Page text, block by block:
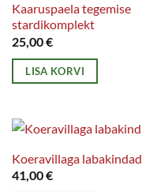
Kaaruspaela tegemise
stardikomplekt
25,00€
LISA KORVI
Koeravillaga labakindad
41,00€